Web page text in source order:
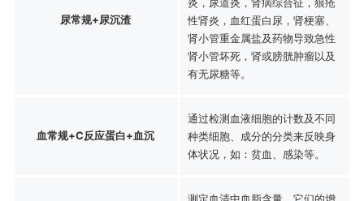
尿常规+尿沉渣
性肾炎，血红蛋白尿，肾梗塞、
肾小管重金属盐及药物导致急性
肾小管坏死，肾或膀胱肿瘤以及
有无尿糖等。
血常规+C反应蛋白+血沉
通过检测血液细胞的计数及不同
种类细胞、成分的分类来反映身
体状况，如：贫血、感染等。
测定血清中血脂含量，它们的增